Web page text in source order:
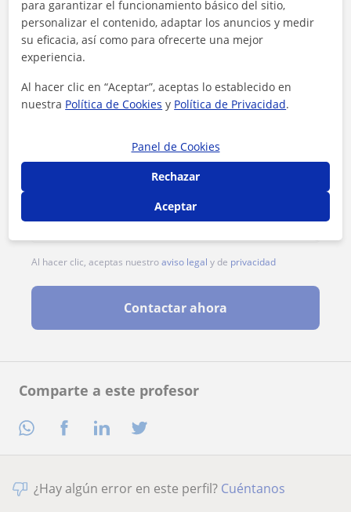
Comparte a este profesor
Al hacer clic, aceptas nuestroaviso legal y de privacidad
Contactar ahora
¿Hay algún error en este perfil? Cuéntanos
para garantizar el funcionamiento básico del sitio,
personalizar el contenido, adaptar los anuncios y medir
su eficacia, así como para ofrecerte una mejor
experiencia.
Al hacer clic en “Aceptar”, aceptas lo establecido en
nuestra Política de Cookies y Política de Privacidad.
Panel de Cookies
Rechazar
Aceptar